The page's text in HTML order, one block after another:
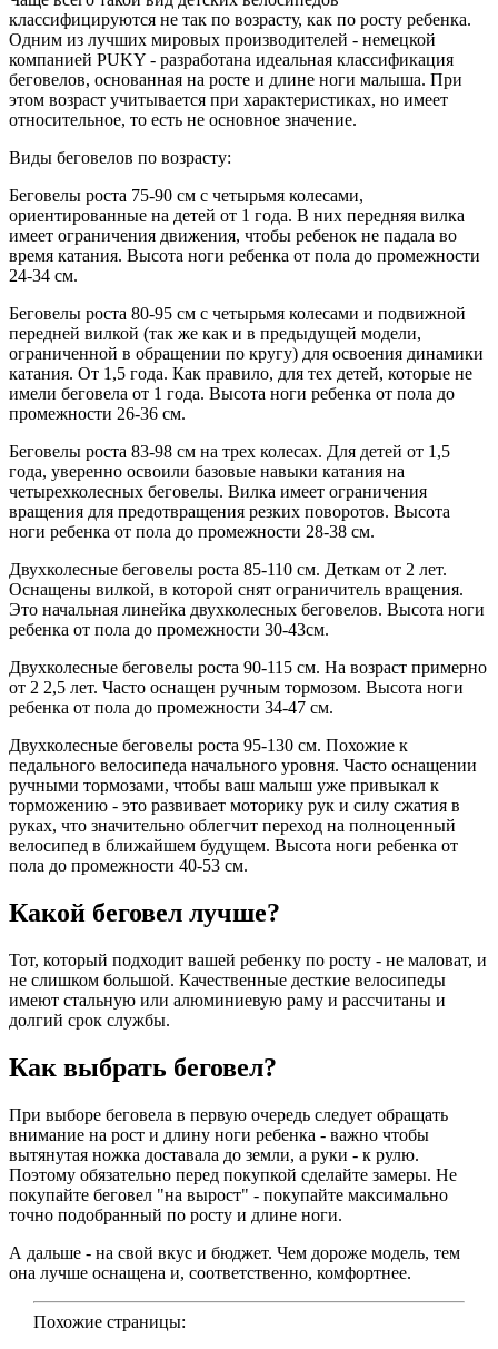
классифицируются не так по возрасту, как по росту ребенка.
Одним из лучших мировых производителей - немецкой
компанией PUKY - разработана идеальная классификация
беговелов, основанная на росте и длине ноги малыша. При
этом возраст учитывается при характеристиках, но имеет
относительное, то есть не основное значение.
Виды беговелов по возрасту:
Беговелы роста 75-90 см с четырьмя колесами,
ориентированные на детей от 1 года. В них передняя вилка
имеет ограничения движения, чтобы ребенок не падала во
время катания. Высота ноги ребенка от пола до промежности
24-34 см.
Беговелы роста 80-95 см с четырьмя колесами и подвижной
передней вилкой (так же как и в предыдущей модели,
ограниченной в обращении по кругу) для освоения динамики
катания. От 1,5 года. Как правило, для тех детей, которые не
имели беговела от 1 года. Высота ноги ребенка от пола до
промежности 26-36 см.
Беговелы роста 83-98 см на трех колесах. Для детей от 1,5
года, уверенно освоили базовые навыки катания на
четырехколесных беговелы. Вилка имеет ограничения
вращения для предотвращения резких поворотов. Высота
ноги ребенка от пола до промежности 28-38 см.
Двухколесные беговелы роста 85-110 см. Деткам от 2 лет.
Оснащены вилкой, в которой снят ограничитель вращения.
Это начальная линейка двухколесных беговелов. Высота ноги
ребенка от пола до промежности 30-43см.
Двухколесные беговелы роста 90-115 см. На возраст примерно
от 2 2,5 лет. Часто оснащен ручным тормозом. Высота ноги
ребенка от пола до промежности 34-47 см.
Двухколесные беговелы роста 95-130 см. Похожие к
педального велосипеда начального уровня. Часто оснащении
ручными тормозами, чтобы ваш малыш уже привыкал к
торможению - это развивает моторику рук и силу сжатия в
руках, что значительно облегчит переход на полноценный
велосипед в ближайшем будущем. Высота ноги ребенка от
пола до промежности 40-53 см.
Какой беговел лучше?
Тот, который подходит вашей ребенку по росту - не маловат, и
не слишком большой. Качественные десткие велосипеды
имеют стальную или алюминиевую раму и рассчитаны и
долгий срок службы.
Как выбрать беговел?
При выборе беговела в первую очередь следует обращать
внимание на рост и длину ноги ребенка - важно чтобы
вытянутая ножка доставала до земли, а руки - к рулю.
Поэтому обязательно перед покупкой сделайте замеры. Не
покупайте беговел "на вырост" - покупайте максимально
точно подобранный по росту и длине ноги.
А дальше - на свой вкус и бюджет. Чем дороже модель, тем
она лучше оснащена и, соответственно, комфортнее.
Похожие страницы: